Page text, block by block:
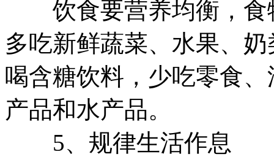
饮食要营养均衡，食
多吃新鲜蔬菜、水果、
喝含糖饮料，少吃零食
产品和水产品。
5、规律生活作息